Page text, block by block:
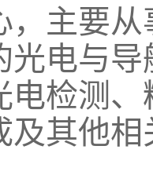
，主要
光电与
电检测
及其他相